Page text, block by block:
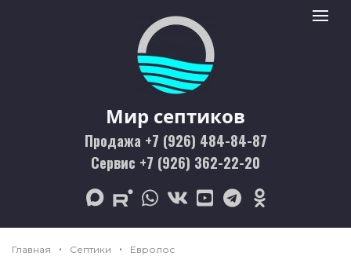
Мир септиков logo
Мир септиков
Продажа +7 (926) 484-84-87
Сервис +7 (926) 362-22-20
max rutubewhatsapp
vk youtubetelegramodnoklassniki
Toggle
Главная Септики Евролос